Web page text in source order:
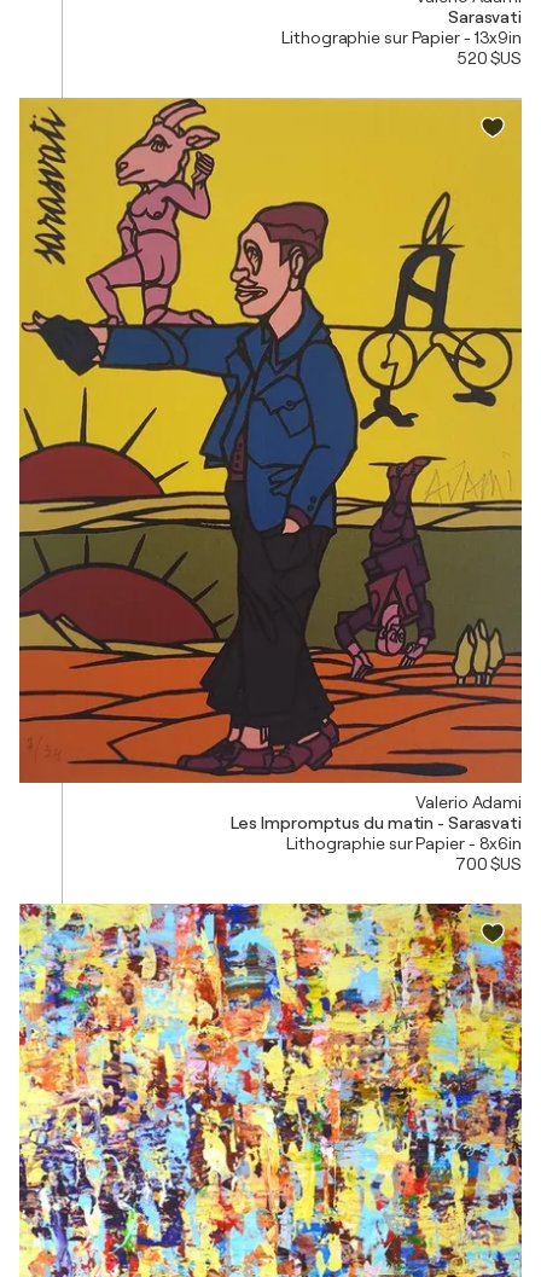
Sarasvati
Lithographie sur Papier - 13x9in
520 $US
Valerio Adami
Les Impromptus du matin - Sarasvati
Lithographie sur Papier - 8x6in
700 $US